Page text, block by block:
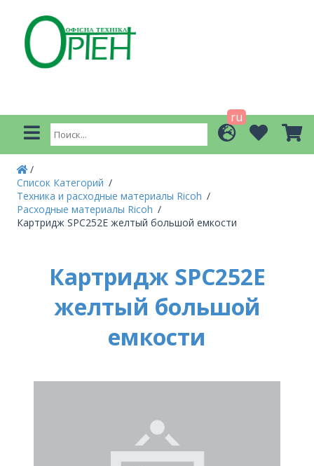
ru
Список Категорий
Техника и расходные материалы Ricoh
Расходные материалы Ricoh
Картридж SPC252E желтый большой емкости
Картридж SPC252E
желтый большой
емкости